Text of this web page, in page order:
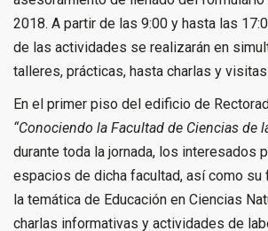
2018. A partir de las 9:00 y hasta las
de las actividades se realizarán en
talleres, prácticas, hasta charlas y
En el primer piso del edificio de
“Conociendo la Facultad de Ciencias de
durante toda la jornada, los interesados
espacios de dicha facultad, así como su
la temática de Educación en Ciencias
charlas informativas y actividades de